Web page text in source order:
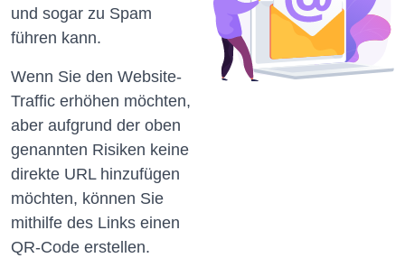
und sogar zu Spam
führen kann.
Wenn Sie den Website-
Traffic erhöhen möchten,
aber aufgrund der oben
genannten Risiken keine
direkte URL hinzufügen
möchten, können Sie
mithilfe des Links einen
QR-Code erstellen.